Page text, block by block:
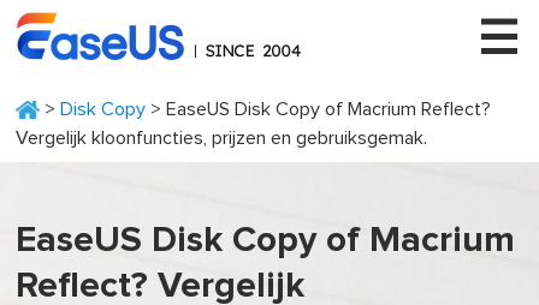
> Disk Copy > EaseUS Disk Copy of Macrium Reflect?
Vergelijk kloonfuncties, prijzen en gebruiksgemak.
EaseUS Disk Copy of Macrium
Reflect? Vergelijk